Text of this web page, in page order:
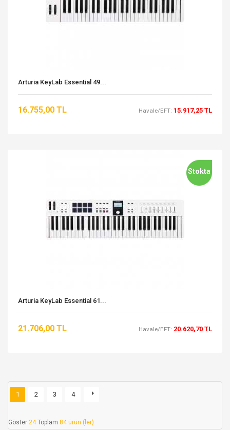
Arturia KeyLab Essential 49...
16.755,00 TL Havale/EFT: 15.917,25 TL
Stokta
Arturia KeyLab Essential 61...
21.706,00 TL Havale/EFT: 20.620,70 TL
1 2 3 4
Göster 24Toplam 84 ürün (ler)